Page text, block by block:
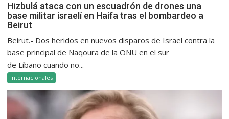
Hizbulá ataca con un escuadrón de drones una
base militar israelí en Haifa tras el bombardeo a
Beirut
Beirut.- Dos heridos en nuevos disparos de Israel contra la
base principal de Naqoura de la ONU en el sur
de Líbano cuando no...
Internacionales